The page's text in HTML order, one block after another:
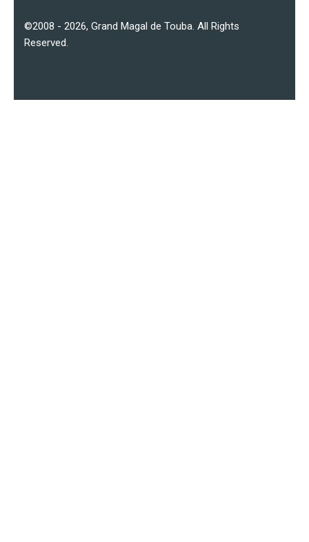
©2008 - 2026, Grand Magal de Touba . All Rights
Reserved.